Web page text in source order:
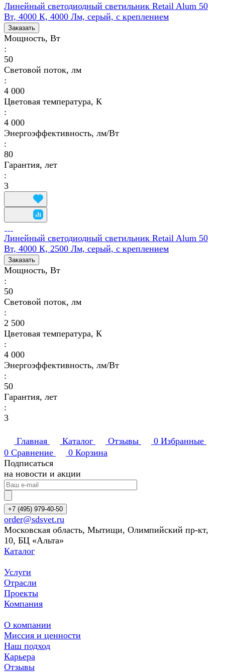
Линейный светодиодный светильник Retail Alum 50
Вт, 4000 К, 4000 Лм, серый, с креплением
Заказать
Мощность, Вт
:
50
Световой поток, лм
:
4 000
Цветовая температура, К
:
4 000
Энергоэффективность, лм/Вт
:
80
Гарантия, лет
:
3
Линейный светодиодный светильник Retail Alum 50
Вт, 4000 К, 2500 Лм, серый, с креплением
Заказать
Мощность, Вт
:
50
Световой поток, лм
:
2 500
Цветовая температура, К
:
4 000
Энергоэффективность, лм/Вт
:
50
Гарантия, лет
:
3
Главная Каталог Отзывы 0 Избранные
0 Сравнение 0 Корзина
Подписаться
на новости и акции
+7 (495) 979-40-50
order@sdsvet.ru
Московская область, Мытищи, Олимпийский пр-кт,
10, БЦ «Альта»
Каталог
Услуги
Отрасли
Проекты
Компания
О компании
Миссия и ценности
Наш подход
Карьера
Отзывы